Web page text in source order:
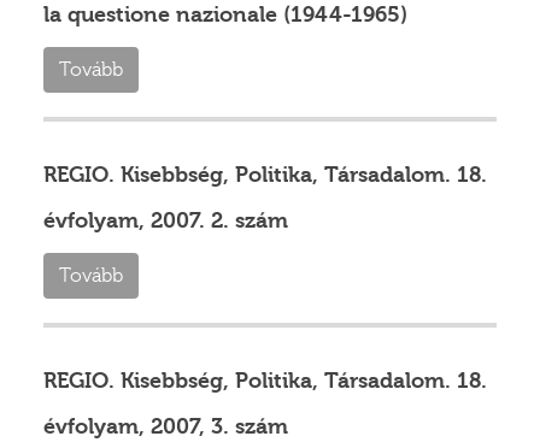
la questione nazionale (1944-1965)
Tovább
REGIO. Kisebbség, Politika, Társadalom. 18.
évfolyam, 2007. 2. szám
Tovább
REGIO. Kisebbség, Politika, Társadalom. 18.
évfolyam, 2007, 3. szám